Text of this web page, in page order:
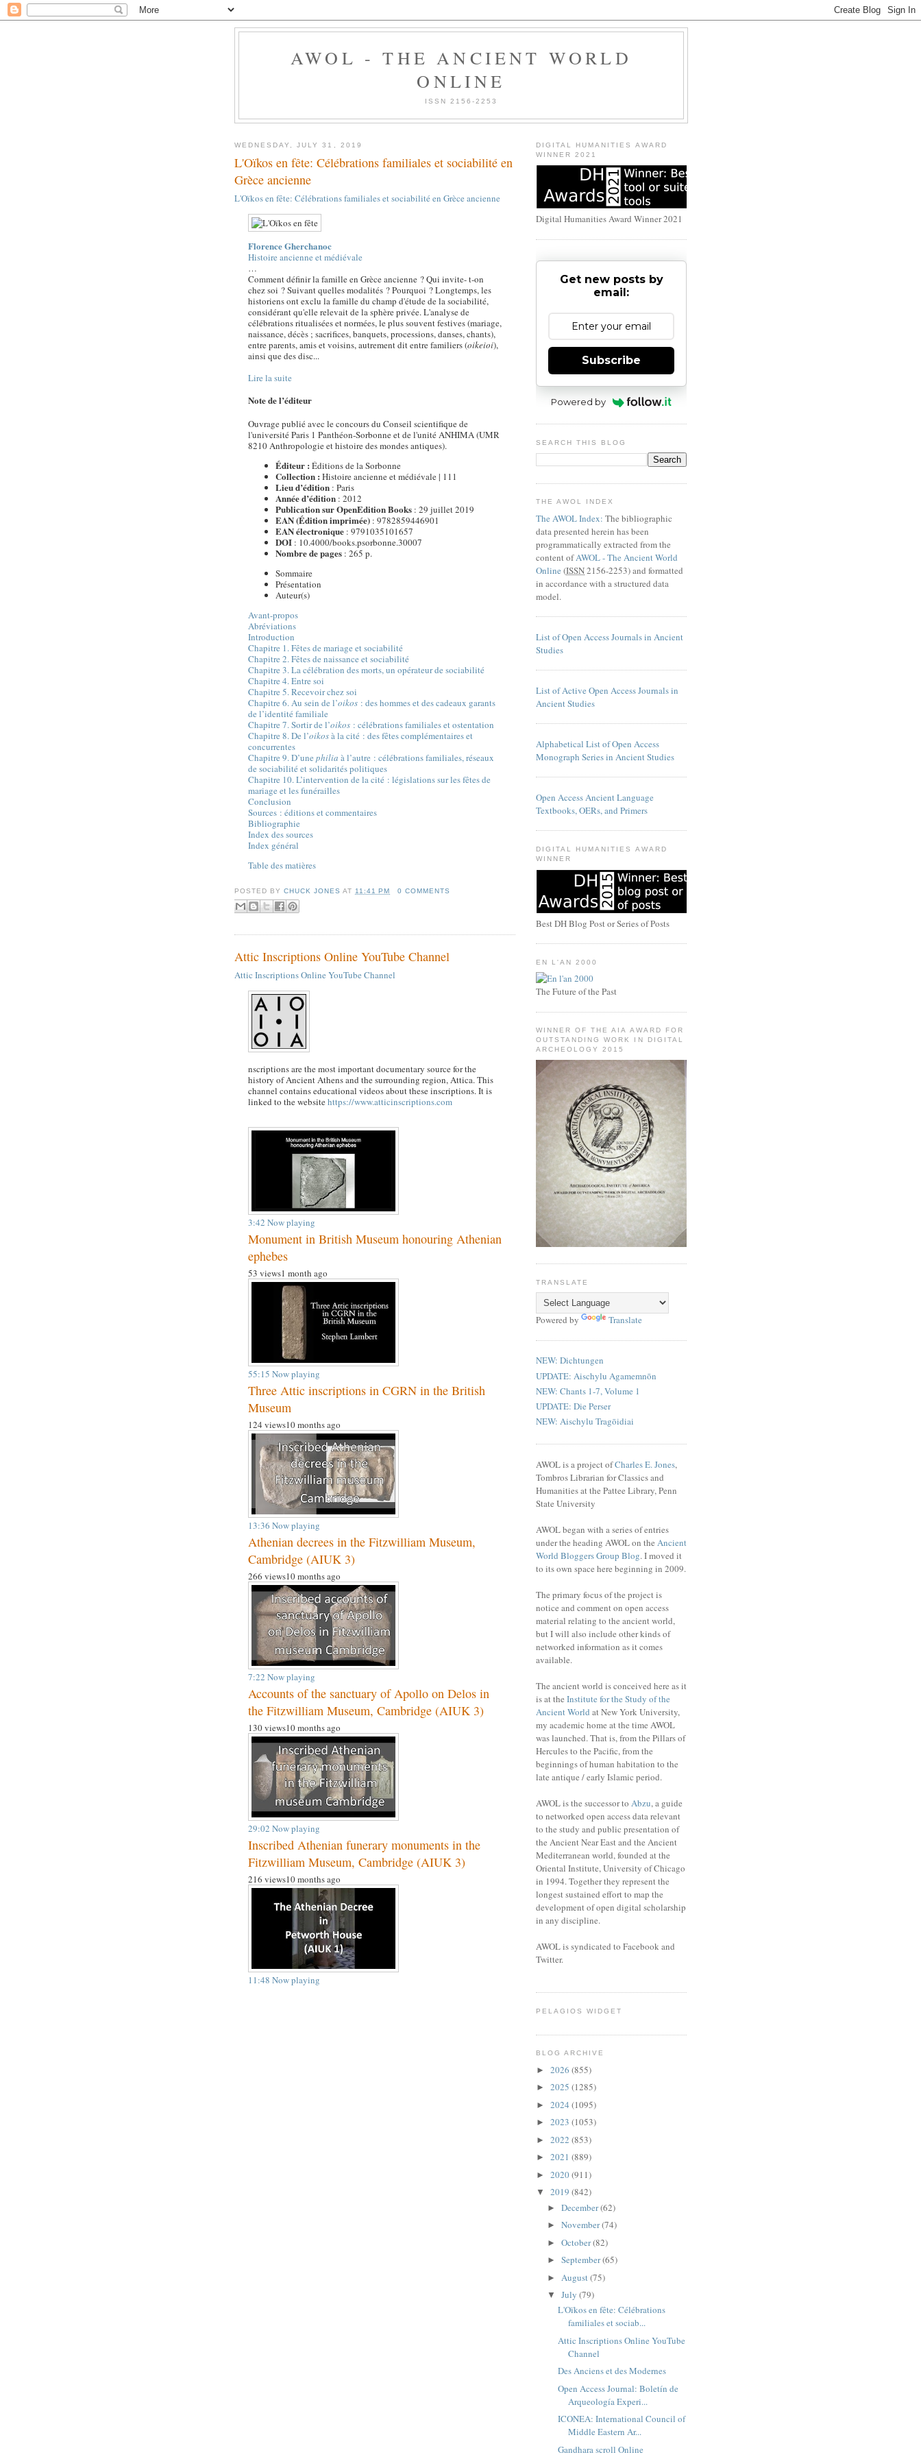
AWOL - THE ANCIENT WORLD
ONLINE
ISSN 2156-2253
WEDNESDAY, JULY 31, 2019
L'Oïkos en fête: Célébrations familiales et sociabilité en
Grèce ancienne
L'Oïkos en fête: Célébrations familiales et sociabilité en Grèce ancienne
FlorenceGherchanoc
Histoire ancienne et médiévale
…
Comment définir la famille en Grèce ancienne ? Qui invite- t-on
chez soi ? Suivant quelles modalités ? Pourquoi ? Longtemps, les
historiens ont exclu la famille du champ d'étude de la sociabilité,
considérant qu'elle relevait de la sphère privée. L'analyse de
célébrations ritualisées et normées, le plus souvent festives (mariage,
naissance, décès ; sacrifices, banquets, processions, danses, chants),
entre parents, amis et voisins, autrement dit entre familiers (oikeioi),
ainsi que des disc...
Lire la suite
Note de l’éditeur
Ouvrage publié avec le concours du Conseil scientifique de
l'université Paris 1 Panthéon-Sorbonne et de l'unité ANHIMA (UMR
8210 Anthropologie et histoire des mondes antiques).
Éditeur : Éditions de la Sorbonne
Collection : Histoire ancienne et médiévale | 111
Lieu d’édition : Paris
Année d’édition : 2012
Publication sur OpenEdition Books : 29 juillet 2019
EAN (Édition imprimée) : 9782859446901
EAN électronique : 9791035101657
DOI : 10.4000/books.psorbonne.30007
Nombre de pages : 265 p.
Sommaire
Présentation
Auteur(s)
Avant-propos
Abréviations
Introduction
Chapitre 1. Fêtes de mariage et sociabilité
Chapitre 2. Fêtes de naissance et sociabilité
Chapitre 3. La célébration des morts, un opérateur de sociabilité
Chapitre 4. Entre soi
Chapitre 5. Recevoir chez soi
Chapitre 6. Au sein de l’oikos : des hommes et des cadeaux garants
de l’identité familiale
Chapitre 7. Sortir de l’oikos : célébrations familiales et ostentation
Chapitre 8. De l’oikosà la cité : des fêtes complémentaires et
concurrentes
Chapitre 9. D’une philia à l’autre : célébrations familiales, réseaux
de sociabilité et solidarités politiques
Chapitre 10. L’intervention de la cité : législations sur les fêtes de
mariage et les funérailles
Conclusion
Sources : éditions et commentaires
Bibliographie
Index des sources
Index général
Table des matières
POSTED BYCHUCK JONESAT 11:41 PM 0 COMMENTS
Attic Inscriptions Online YouTube Channel
Attic Inscriptions Online YouTube Channel
nscriptions are the most important documentary source for the
history of Ancient Athens and the surrounding region, Attica. This
channel contains educational videos about these inscriptions. It is
linked to the websitehttps://www.atticinscriptions.com
3:42 Now playing
Monument in British Museum honouring Athenian
ephebes
53 views1 month ago
55:15 Now playing
Three Attic inscriptions in CGRN in the British
Museum
124 views10 months ago
13:36 Now playing
Athenian decrees in the Fitzwilliam Museum,
Cambridge (AIUK 3)
266 views10 months ago
7:22 Now playing
Accounts of the sanctuary of Apollo on Delos in
the Fitzwilliam Museum, Cambridge (AIUK 3)
130 views10 months ago
29:02 Now playing
Inscribed Athenian funerary monuments in the
Fitzwilliam Museum, Cambridge (AIUK 3)
216 views10 months ago
11:48 Now playing
DIGITAL HUMANITIES AWARD
WINNER 2021
Digital Humanities Award Winner 2021
Get new posts by
email:
Subscribe
Powered by
SEARCH THIS BLOG
THE AWOL INDEX
The AWOL Index: The bibliographic
data presented herein has been
programmatically extracted from the
content ofAWOL - The Ancient World
Online (ISSN2156-2253) and formatted
in accordance with a structured data
model.
List of Open Access Journals in Ancient
Studies
List of Active Open Access Journals in
Ancient Studies
Alphabetical List of Open Access
Monograph Series in Ancient Studies
Open Access Ancient Language
Textbooks, OERs, and Primers
DIGITAL HUMANITIES AWARD
WINNER
Best DH Blog Post or Series of Posts
EN L'AN 2000
The Future of the Past
WINNER OF THE AIA AWARD FOR
OUTSTANDING WORK IN DIGITAL
ARCHEOLOGY 2015
TRANSLATE
Powered by Translate
NEW: Dichtungen
UPDATE: Aischylu Agamemnōn
NEW: Chants 1-7, Volume 1
UPDATE: Die Perser
NEW: Aischylu Tragōidiai
AWOL is a project ofCharles E. Jones,
Tombros Librarian for Classics and
Humanities at the Pattee Library, Penn
State University
AWOL began with a series of entries
under the heading AWOL on the Ancient
World Bloggers Group Blog. I moved it
to its own space here beginning in 2009.
The primary focus of the project is
notice and comment on open access
material relating to the ancient world,
but I will also include other kinds of
networked information as it comes
available.
The ancient world is conceived here as it
is at the Institute for the Study of the
Ancient World at New York University,
my academic home at the time AWOL
was launched. That is, from the Pillars of
Hercules to the Pacific, from the
beginnings of human habitation to the
late antique / early Islamic period.
AWOL is the successor to Abzu, a guide
to networked open access data relevant
to the study and public presentation of
the Ancient Near East and the Ancient
Mediterranean world, founded at the
Oriental Institute, University of Chicago
in 1994. Together they represent the
longest sustained effort to map the
development of open digital scholarship
in any discipline.
AWOL is syndicated to Facebook and
Twitter.
PELAGIOS WIDGET
BLOG ARCHIVE
► 2026 (855)
► 2025 (1285)
► 2024 (1095)
► 2023 (1053)
► 2022 (853)
► 2021 (889)
► 2020(911)
▼ 2019 (842)
► December(62)
► November(74)
► October(82)
► September(65)
► August (75)
▼ July (79)
L'Oïkos en fête: Célébrations
familiales et sociab...
Attic Inscriptions Online YouTube
Channel
Des Anciens et des Modernes
Open Access Journal: Boletín de
Arqueología Experi...
ICONEA: International Council of
Middle Eastern Ar...
Gandhara scroll Online